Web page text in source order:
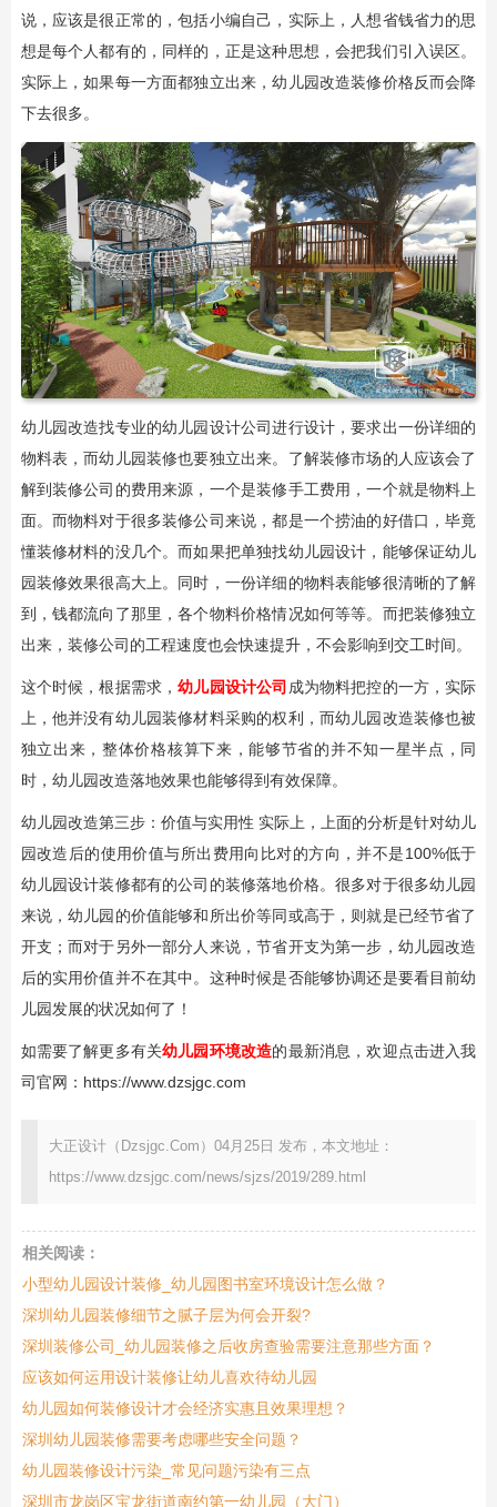
说，应该是很正常的，包括小编自己，实际上，人想省钱省力的思
想是每个人都有的，同样的，正是这种思想，会把我们引入误区。
实际上，如果每一方面都独立出来，幼儿园改造装修价格反而会降
下去很多。
幼儿园改造找专业的幼儿园设计公司进行设计，要求出一份详细的
物料表，而幼儿园装修也要独立出来。了解装修市场的人应该会了
解到装修公司的费用来源，一个是装修手工费用，一个就是物料上
面。而物料对于很多装修公司来说，都是一个捞油的好借口，毕竟
懂装修材料的没几个。而如果把单独找幼儿园设计，能够保证幼儿
园装修效果很高大上。同时，一份详细的物料表能够很清晰的了解
到，钱都流向了那里，各个物料价格情况如何等等。而把装修独立
出来，装修公司的工程速度也会快速提升，不会影响到交工时间。
这个时候，根据需求，幼儿园设计公司 成为物料把控的一方，实际
上，他并没有幼儿园装修材料采购的权利，而幼儿园改造装修也被
独立出来，整体价格核算下来，能够节省的并不知一星半点，同
时，幼儿园改造落地效果也能够得到有效保障。
幼儿园改造第三步：价值与实用性 实际上，上面的分析是针对幼儿
园改造后的使用价值与所出费用向比对的方向，并不是100%低于
幼儿园设计装修都有的公司的装修落地价格。很多对于很多幼儿园
来说，幼儿园的价值能够和所出价等同或高于，则就是已经节省了
开支；而对于另外一部分人来说，节省开支为第一步，幼儿园改造
后的实用价值并不在其中。这种时候是否能够协调还是要看目前幼
儿园发展的状况如何了！
如需要了解更多有关幼儿园环境改造的最新消息，欢迎点击进入我
司官网：https://www.dzsjgc.com
大正设计（Dzsjgc.Com）04月25日 发布，本文地址：
https://www.dzsjgc.com/news/sjzs/2019/289.html
相关阅读：
小型幼儿园设计装修_幼儿园图书室环境设计怎么做？
深圳幼儿园装修细节之腻子层为何会开裂?
深圳装修公司_幼儿园装修之后收房查验需要注意那些方面？
应该如何运用设计装修让幼儿喜欢待幼儿园
幼儿园如何装修设计才会经济实惠且效果理想？
深圳幼儿园装修需要考虑哪些安全问题？
幼儿园装修设计污染_常见问题污染有三点
深圳市龙岗区宝龙街道南约第一幼儿园（大门）